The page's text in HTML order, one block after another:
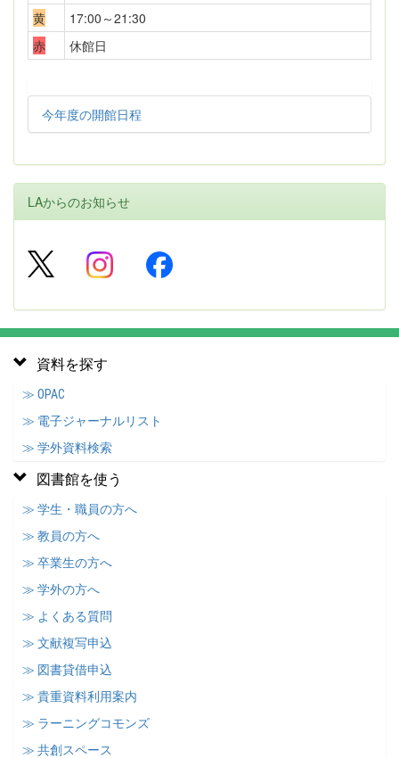
黄
17:00～21:30
赤
休館日
今年度の開館日程
LAからのお知らせ
資料を探す
≫ OPAC
≫ 電子ジャーナルリスト
≫ 学外資料検索
図書館を使う
≫ 学生・職員の方へ
≫ 教員の方へ
≫ 卒業生の方へ
≫ 学外の方へ
≫ よくある質問
≫ 文献複写申込
≫ 図書貸借申込
≫ 貴重資料利用案内
≫ ラーニングコモンズ
≫ 共創スペース